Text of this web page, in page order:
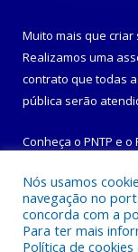
Muito mais que criar
Realizamos uma
contrato que todas
pública serão
Conheça o PNTP e o
Todos os
Nós usamos
navegação no
concorda com a
Para ter mais
Política de cookies